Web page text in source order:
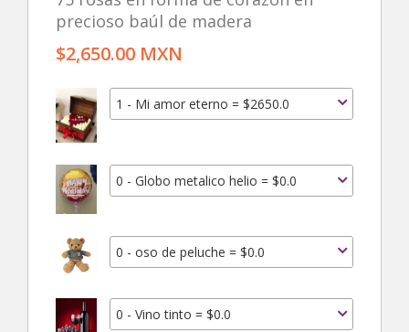
precioso baúl de madera
$2,650.00 MXN
1 - Mi amor eterno = $2650.0
0 - Globo metalico helio = $0.0
0 - oso de peluche = $0.0
0 - Vino tinto = $0.0